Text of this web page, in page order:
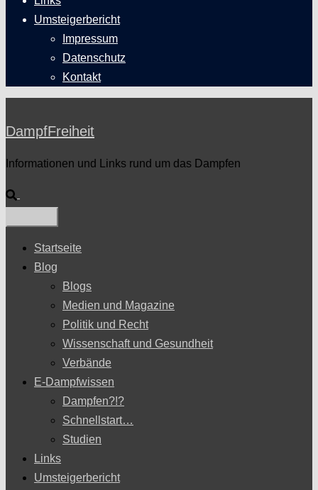
Umsteigerbericht
Impressum
Datenschutz
Kontakt
DampfFreiheit
Informationen und Links rund um das Dampfen
Suche
Startseite
Blog
Blogs
Medien und Magazine
Politik und Recht
Wissenschaft und Gesundheit
Verbände
E-Dampfwissen
Dampfen?!?
Schnellstart…
Studien
Links
Umsteigerbericht